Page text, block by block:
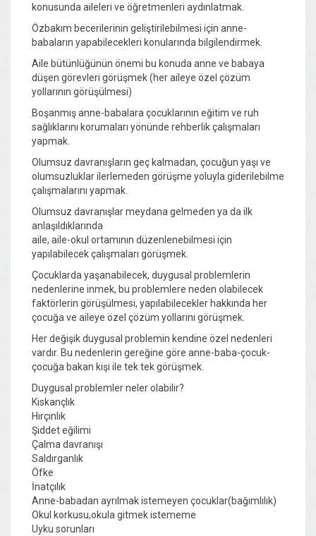
konusunda aileleri ve öğretmenleri aydınlatmak.
Özbakım becerilerinin geliştirilebilmesi için anne-
babaların yapabilecekleri konularında bilgilendirmek.
Aile bütünlüğünün önemi bu konuda anne ve babaya
düşen görevleri görüşmek (her aileye özel çözüm
yollarının görüşülmesi)
Boşanmış anne-babalara çocuklarının eğitim ve ruh
sağlıklarını korumaları yönünde rehberlik çalışmaları
yapmak.
Olumsuz davranışların geç kalmadan, çocuğun yaşı ve
olumsuzluklar ilerlemeden görüşme yoluyla giderilebilme
çalışmalarını yapmak.
Olumsuz davranışlar meydana gelmeden ya da ilk
anlaşıldıklarında
aile, aile-okul ortamının düzenlenebilmesi için
yapılabilecek çalışmaları görüşmek.
Çocuklarda yaşanabilecek, duygusal problemlerin
nedenlerine inmek, bu problemlere neden olabilecek
faktörlerin görüşülmesi, yapılabilecekler hakkında her
çocuğa ve aileye özel çözüm yollarını görüşmek.
Her değişik duygusal problemin kendine özel nedenleri
vardır. Bu nedenlerin gereğine göre anne-baba-çocuk-
çocuğa bakan kişi ile tek tek görüşmek.
Duygusal problemler neler olabilir?
Kıskançlık
Hırçınlık
Şiddet eğilimi
Çalma davranışı
Saldırganlık
Öfke
İnatçılık
Anne-babadan ayrılmak istemeyen çocuklar(bağımlılık)
Okul korkusu,okula gitmek istememe
Uyku sorunları